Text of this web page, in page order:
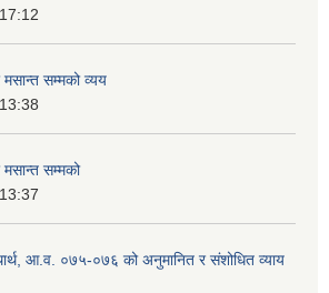
सम्मको व्यय
सम्मको
आ.व. ०७५-०७६ को अनुमानित र संशोधित व्याय